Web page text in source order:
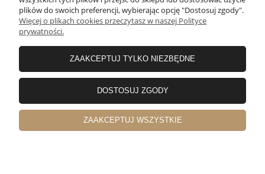
O NAS
INFORMACJE
OBSŁUGA KLIENTA
POLECANE KATEGORIE
plików do swoich preferencji, wybierając opcję "Dostosuj zgody".
Więcej o plikach cookies przeczytasz w naszej Polityce
prywatności.
ZAAKCEPTUJ TYLKO NIEZBĘDNE
DOSTOSUJ ZGODY
ZAAKCEPTUJ WSZYSTKIE